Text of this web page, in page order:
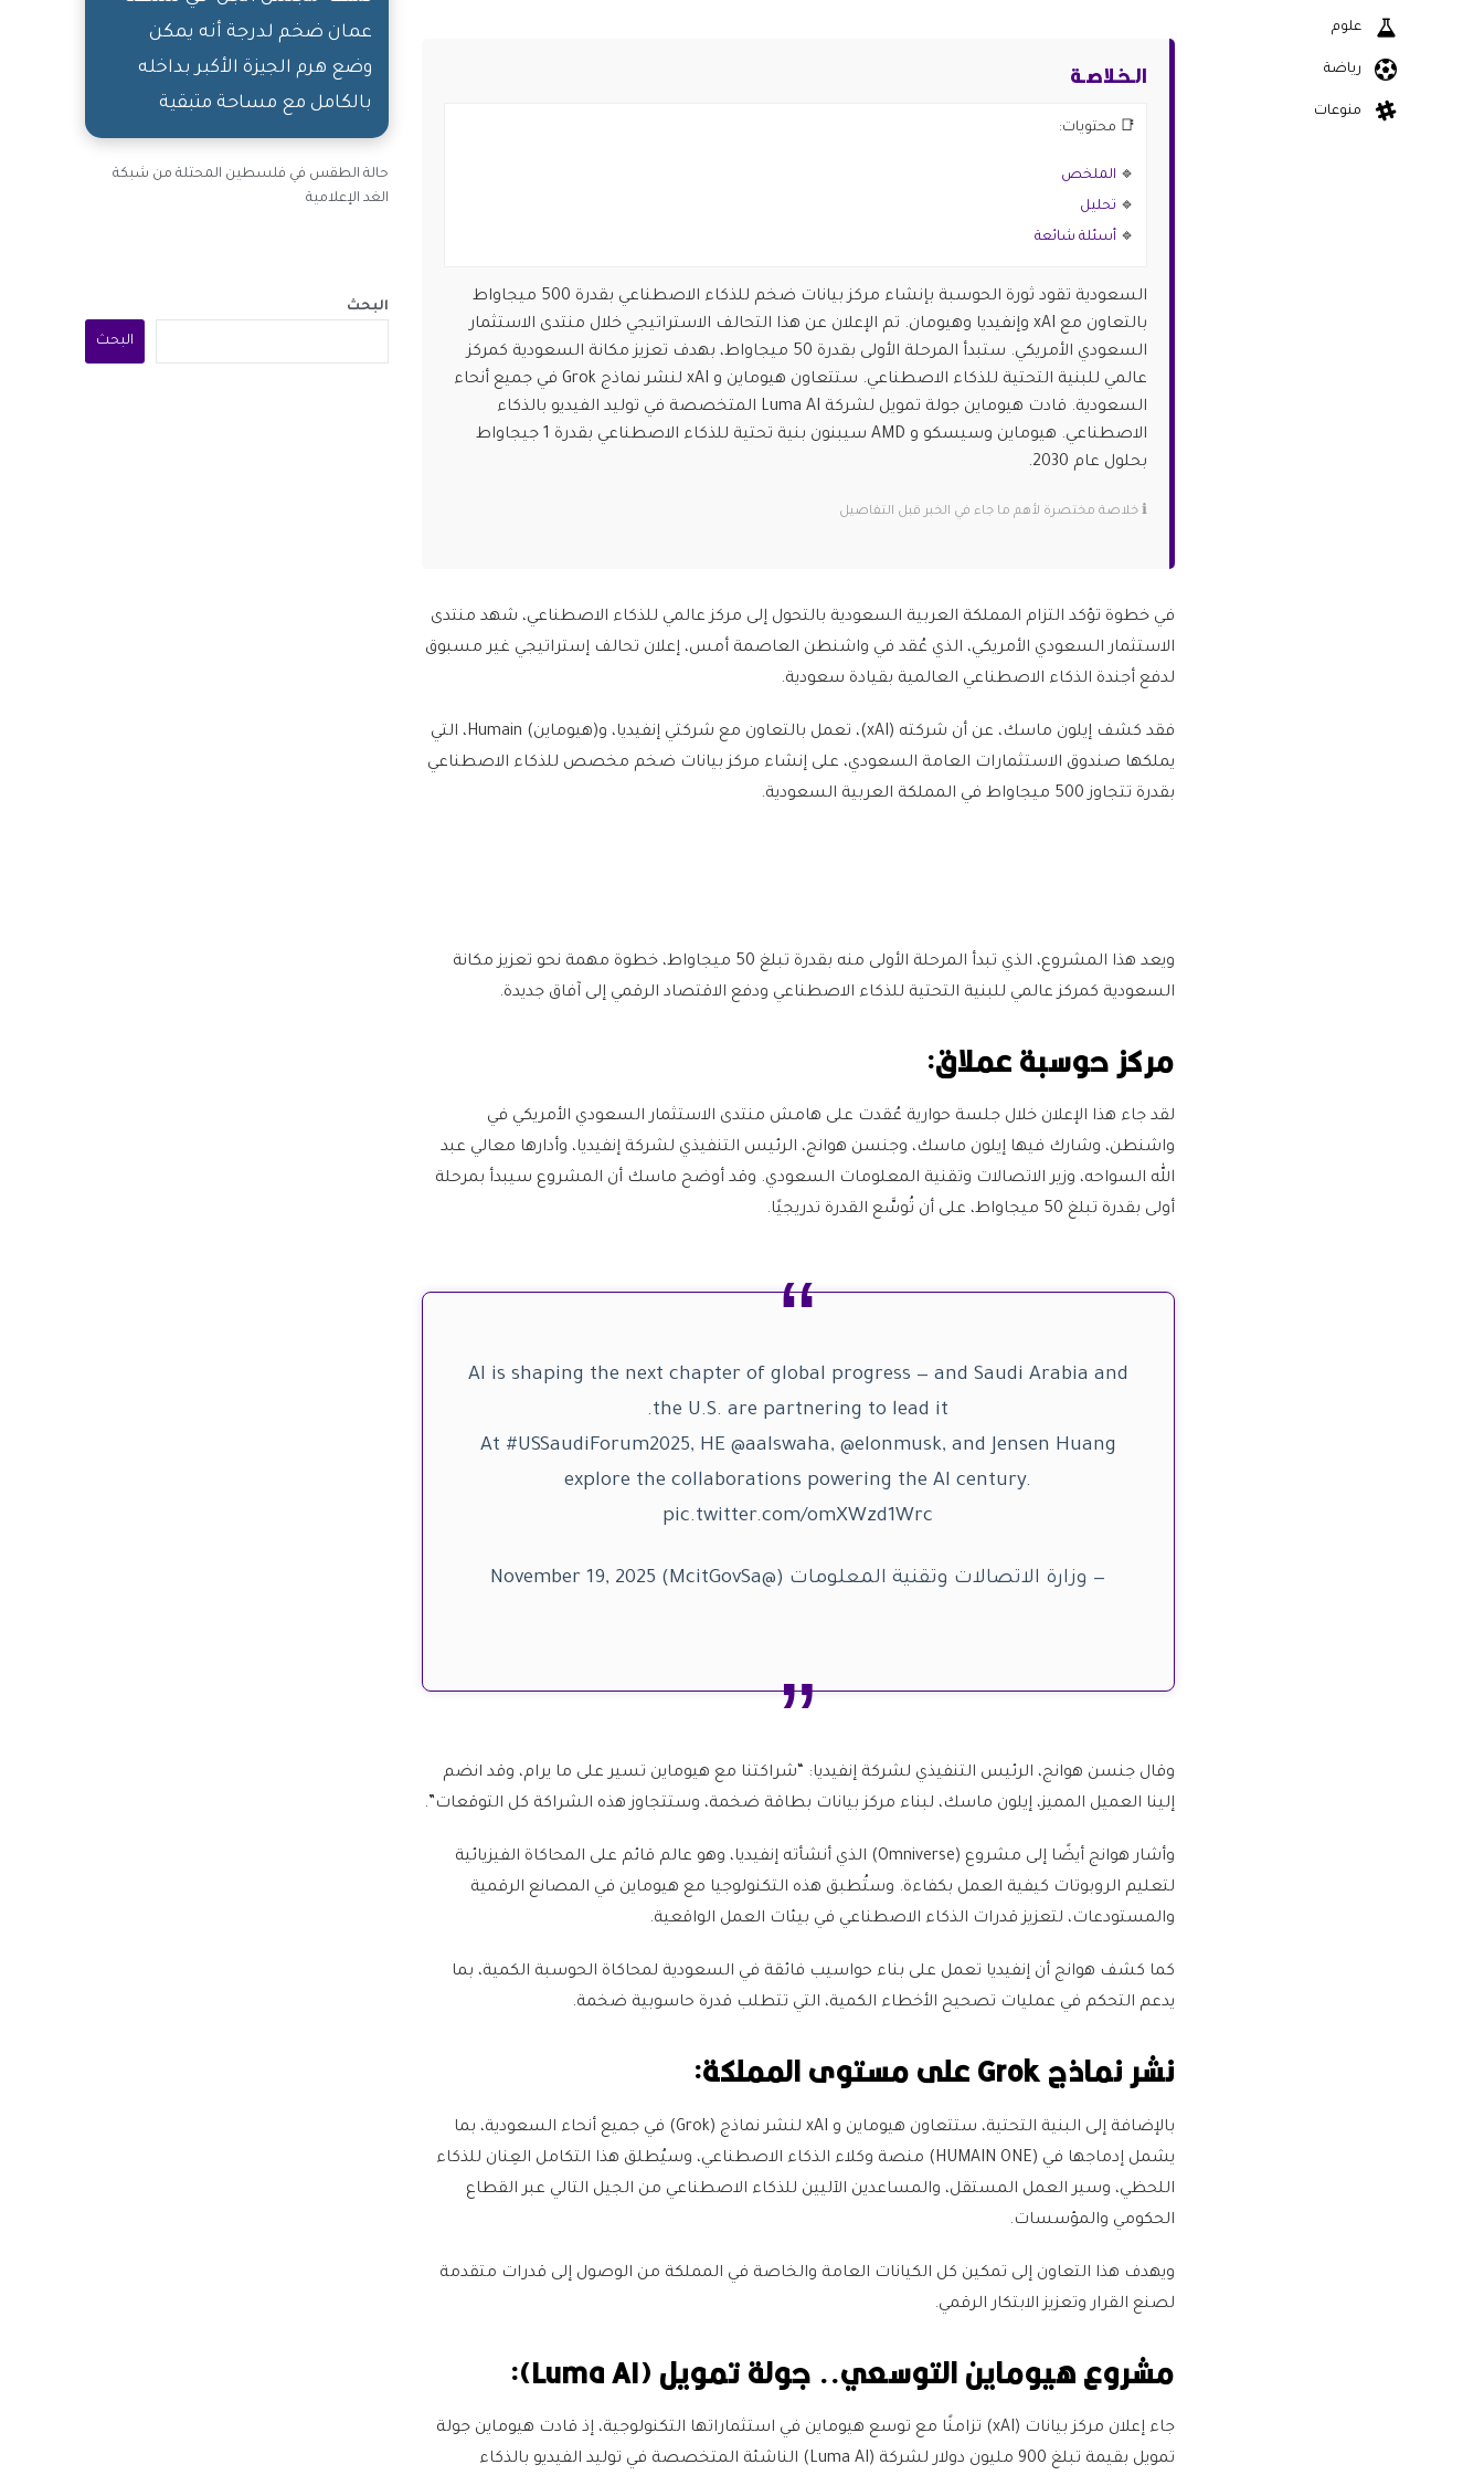
الـخـلاصـة
📑 محتويات:
🔹 الملخص
🔹 تحليل
🔹 أسئلة شائعة
السعودية تقود ثورة الحوسبة بإنشاء مركز بيانات ضخم للذكاء الاصطناعي بقدرة 500 ميجاواط
بالتعاون مع xAI وإنفيديا وهيومان. تم الإعلان عن هذا التحالف الاستراتيجي خلال منتدى الاستثمار
السعودي الأمريكي. ستبدأ المرحلة الأولى بقدرة 50 ميجاواط، بهدف تعزيز مكانة السعودية كمركز
عالمي للبنية التحتية للذكاء الاصطناعي. ستتعاون هيوماين و xAI لنشر نماذج Grok في جميع أنحاء
السعودية. قادت هيوماين جولة تمويل لشركة Luma AI المتخصصة في توليد الفيديو بالذكاء
الاصطناعي. هيوماين وسيسكو و AMD سيبنون بنية تحتية للذكاء الاصطناعي بقدرة 1 جيجاواط
بحلول عام 2030.
ℹ️ خلاصة مختصرة لأهم ما جاء في الخبر قبل التفاصيل
في خطوة تؤكد التزام المملكة العربية السعودية بالتحول إلى مركز عالمي للذكاء الاصطناعي، شهد منتدى
الاستثمار السعودي الأمريكي، الذي عُقد في واشنطن العاصمة أمس، إعلان تحالف إستراتيجي غير مسبوق
لدفع أجندة الذكاء الاصطناعي العالمية بقيادة سعودية.
فقد كشف إيلون ماسك، عن أن شركته (xAI)، تعمل بالتعاون مع شركتي إنفيديا، و(هيوماين) Humain، التي
يملكها صندوق الاستثمارات العامة السعودي، على إنشاء مركز بيانات ضخم مخصص للذكاء الاصطناعي
بقدرة تتجاوز 500 ميجاواط في المملكة العربية السعودية.
ويعد هذا المشروع، الذي تبدأ المرحلة الأولى منه بقدرة تبلغ 50 ميجاواط، خطوة مهمة نحو تعزيز مكانة
السعودية كمركز عالمي للبنية التحتية للذكاء الاصطناعي ودفع الاقتصاد الرقمي إلى آفاق جديدة.
مركز حوسبة عملاق:
لقد جاء هذا الإعلان خلال جلسة حوارية عُقدت على هامش منتدى الاستثمار السعودي الأمريكي في
واشنطن، وشارك فيها إيلون ماسك، وجنسن هوانج، الرئيس التنفيذي لشركة إنفيديا، وأدارها معالي عبد
الله السواحه، وزير الاتصالات وتقنية المعلومات السعودي. وقد أوضح ماسك أن المشروع سيبدأ بمرحلة
أولى بقدرة تبلغ 50 ميجاواط، على أن تُوسَّع القدرة تدريجيًا.
AI is shaping the next chapter of global progress — and Saudi Arabia and
the U.S. are partnering to lead it.
At #USSaudiForum2025, HE @aalswaha, @elonmusk, and Jensen Huang
explore the collaborations powering the AI century.
pic.twitter.com/omXWzd1Wrc
— وزارة الاتصالات وتقنية المعلومات (@McitGovSa) November 19, 2025
وقال جنسن هوانج، الرئيس التنفيذي لشركة إنفيديا: “شراكتنا مع هيوماين تسير على ما يرام، وقد انضم
إلينا العميل المميز، إيلون ماسك، لبناء مركز بيانات بطاقة ضخمة، وستتجاوز هذه الشراكة كل التوقعات”.
وأشار هوانج أيضًا إلى مشروع (Omniverse) الذي أنشأته إنفيديا، وهو عالم قائم على المحاكاة الفيزيائية
لتعليم الروبوتات كيفية العمل بكفاءة. وستُطبق هذه التكنولوجيا مع هيوماين في المصانع الرقمية
والمستودعات، لتعزيز قدرات الذكاء الاصطناعي في بيئات العمل الواقعية.
كما كشف هوانج أن إنفيديا تعمل على بناء حواسيب فائقة في السعودية لمحاكاة الحوسبة الكمية، بما
يدعم التحكم في عمليات تصحيح الأخطاء الكمية، التي تتطلب قدرة حاسوبية ضخمة.
نشر نماذج Grok على مستوى المملكة:
بالإضافة إلى البنية التحتية، ستتعاون هيوماين و xAI لنشر نماذج (Grok) في جميع أنحاء السعودية، بما
يشمل إدماجها في (HUMAIN ONE) منصة وكلاء الذكاء الاصطناعي، وسيُطلق هذا التكامل العِنان للذكاء
اللحظي، وسير العمل المستقل، والمساعدين الآليين للذكاء الاصطناعي من الجيل التالي عبر القطاع
الحكومي والمؤسسات.
ويهدف هذا التعاون إلى تمكين كل الكيانات العامة والخاصة في المملكة من الوصول إلى قدرات متقدمة
لصنع القرار وتعزيز الابتكار الرقمي.
مشروع هيوماين التوسعي.. جولة تمويل (Luma AI):
جاء إعلان مركز بيانات (xAI) تزامنًا مع توسع هيوماين في استثماراتها التكنولوجية، إذ قادت هيوماين جولة
تمويل بقيمة تبلغ 900 مليون دولار لشركة (Luma AI) الناشئة المتخصصة في توليد الفيديو بالذكاء
عمان ضخم لدرجة أنه يمكن
وضع هرم الجيزة الأكبر بداخله
بالكامل مع مساحة متبقية
حالة الطقس في فلسطين المحتلة من شبكة
الغد الإعلامية
البحث
البحث
علوم
رياضة
منوعات